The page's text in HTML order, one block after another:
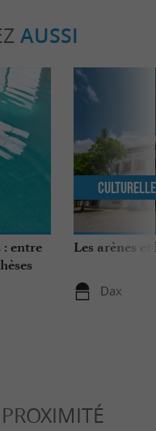
AUSSI
: entre
Les arènes
Dax
Culturelle